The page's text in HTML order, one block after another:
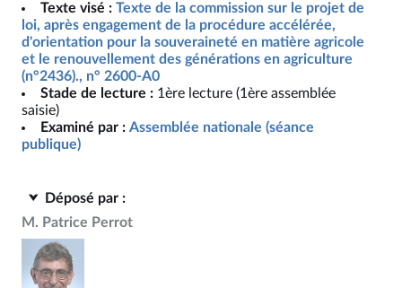
Texte visé : Texte de la commission sur le projet de
loi, après engagement de la procédure accélérée,
d'orientation pour la souveraineté en matière agricole
et le renouvellement des générations en agriculture
(n°2436)., n° 2600-A0
Stade de lecture : 1ère lecture (1ère assemblée
saisie)
Examiné par : Assemblée nationale (séance
publique)
Déposé par :
M. Patrice Perrot